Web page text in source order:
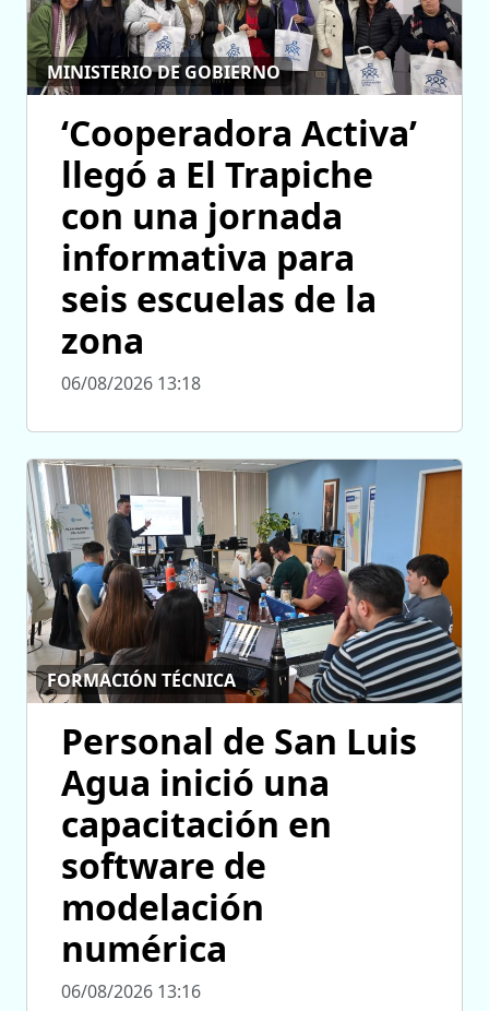
MINISTERIO DE GOBIERNO
‘Cooperadora Activa’
llegó a El Trapiche
con una jornada
informativa para
seis escuelas de la
zona
06/08/2026 13:18
FORMACIÓN TÉCNICA
Personal de San Luis
Agua inició una
capacitación en
software de
modelación
numérica
06/08/2026 13:16